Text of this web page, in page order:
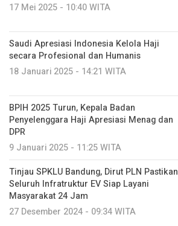
17 Mei 2025 - 10:40 WITA
Saudi Apresiasi Indonesia Kelola Haji
secara Profesional dan Humanis
18 Januari 2025 - 14:21 WITA
BPIH 2025 Turun, Kepala Badan
Penyelenggara Haji Apresiasi Menag dan
DPR
9 Januari 2025 - 11:25 WITA
Tinjau SPKLU Bandung, Dirut PLN Pastikan
Seluruh Infratruktur EV Siap Layani
Masyarakat 24 Jam
27 Desember 2024 - 09:34 WITA